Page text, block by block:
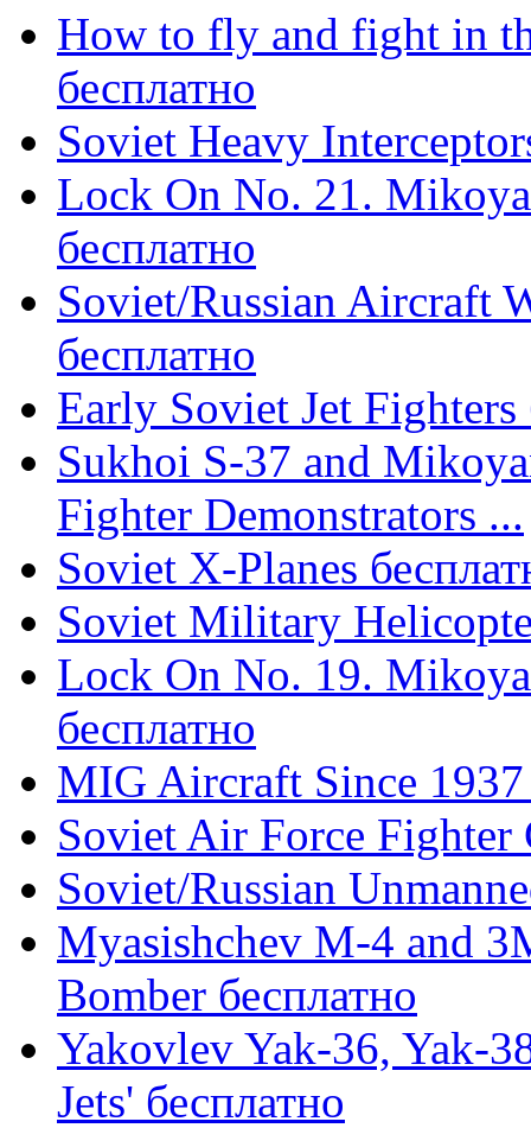
How to fly and fight in
бесплатно
Soviet Heavy
Lock On No. 21.
бесплатно
Soviet/Russian Aircraft
бесплатно
Early Soviet Jet Fighters
Sukhoi S-37 and
Fighter Demonstrators ...
Soviet X-Planes
Soviet Military
Lock On No. 19.
бесплатно
MIG Aircraft Since 1937
Soviet Air Force Fighter
Soviet/Russian
Myasishchev M-4 and
Bomber бесплатно
Yakovlev Yak-36, Yak-
Jets' бесплатно